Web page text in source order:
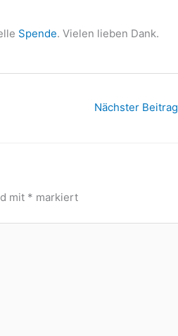
Spende. Vielen lieben Dank.
Nächster Beitrag
mit * markiert